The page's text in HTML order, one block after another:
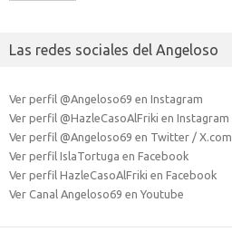
Las redes sociales del Angeloso
Ver perfil @Angeloso69 en Instagram
Ver perfil @HazleCasoAlFriki en Instagram
Ver perfil @Angeloso69 en Twitter / X.com
Ver perfil IslaTortuga en Facebook
Ver perfil HazleCasoAlFriki en Facebook
Ver Canal Angeloso69 en Youtube